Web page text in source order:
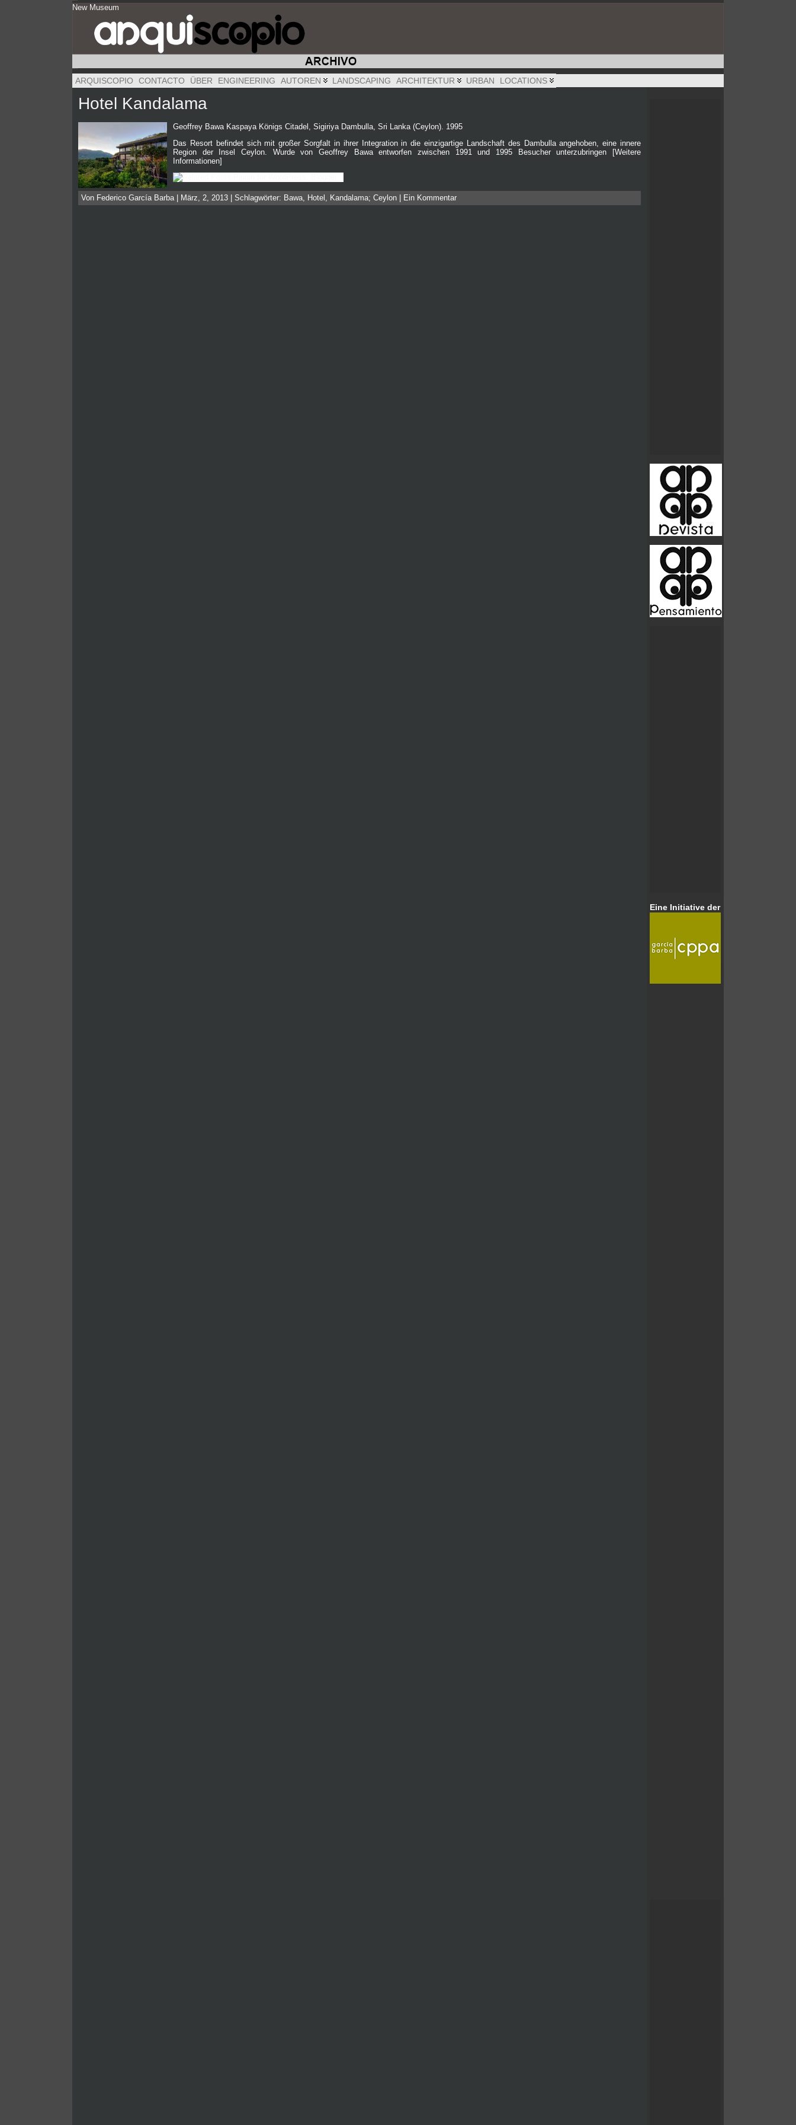
New Museum
ARQUISCOPIO CONTACTO ÜBER ENGINEERING AUTOREN LANDSCAPING ARCHITEKTUR URBAN LOCATIONS
Hotel Kandalama
Geoffrey Bawa Kaspaya Königs Citadel, Sigiriya Dambulla, Sri Lanka (Ceylon). 1995
Das Resort befindet sich mit großer Sorgfalt in ihrer Integration in die einzigartige Landschaft des Dambulla angehoben, eine innere
Region der Insel Ceylon. Wurde von Geoffrey Bawa entworfen zwischen 1991 und 1995 Besucher unterzubringen [Weitere
Informationen]
Von Federico García Barba | März, 2, 2013 | Schlagwörter: Bawa Hotel Kandalama; Ceylon Ein Kommentar
Eine Initiative der